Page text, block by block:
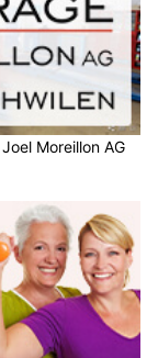
Moreillon AG